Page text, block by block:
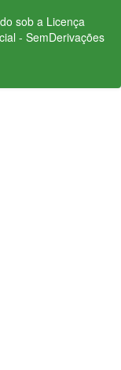
sob a Licença
- SemDerivações